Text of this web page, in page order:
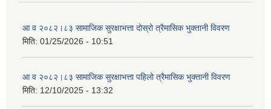
आ व २०८२।८३ सामाजिक सुरक्षाभत्ता दोस्रो त्रैमासिक भुक्तानी विवरण
मिति: 01/25/2026 - 10:51
आ व २०८२।८३ सामाजिक सुरक्षाभत्ता पहिलो त्रैमासिक भुक्तानी विवरण
मिति: 12/10/2025 - 13:32